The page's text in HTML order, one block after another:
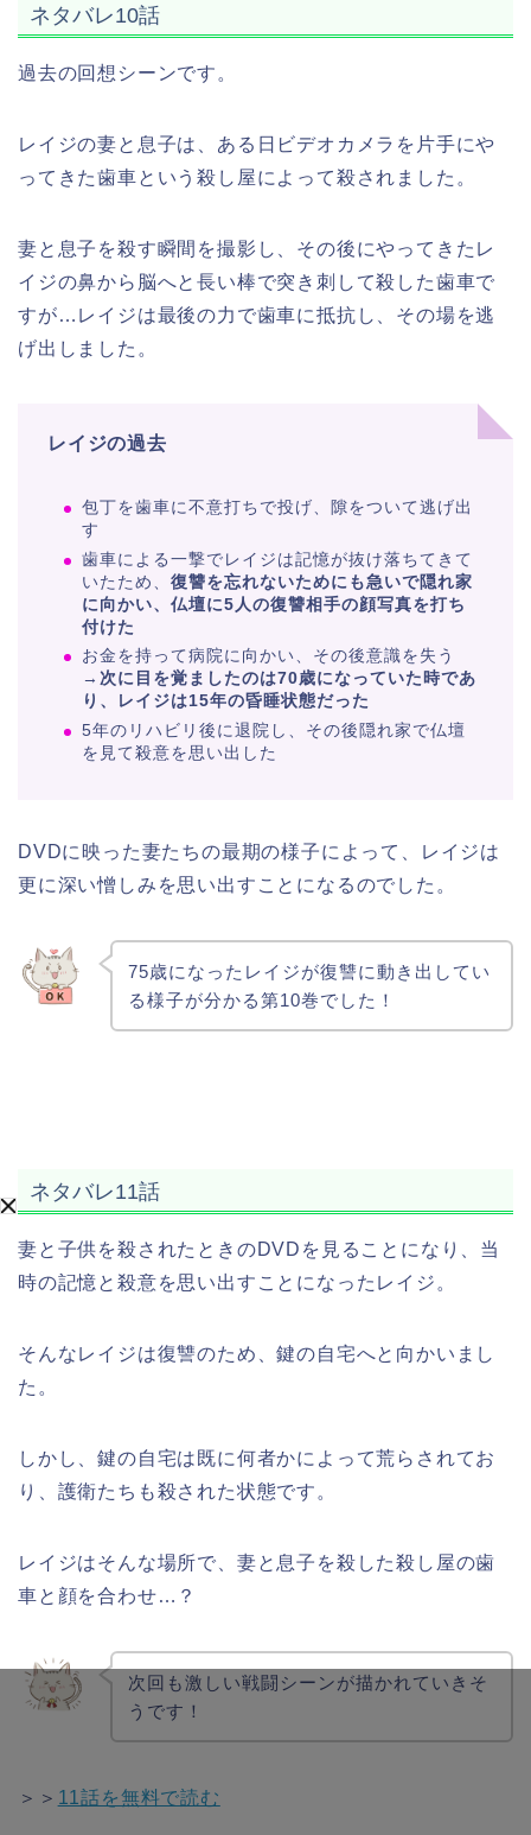
ネタバレ10話
過去の回想シーンです。
レイジの妻と息子は、ある日ビデオカメラを片手にや
ってきた歯車という殺し屋によって殺されました。
妻と息子を殺す瞬間を撮影し、その後にやってきたレ
イジの鼻から脳へと長い棒で突き刺して殺した歯車で
すが…レイジは最後の力で歯車に抵抗し、その場を逃
げ出しました。
レイジの過去
包丁を歯車に不意打ちで投げ、隙をついて逃げ出
す
歯車による一撃でレイジは記憶が抜け落ちてきて
いたため、 復讐を忘れないためにも急いで隠れ家
に向かい、仏壇に5人の復讐相手の顔写真を打ち
付けた
お金を持って病院に向かい、その後意識を失う
→ 次に目を覚ましたのは70歳になっていた時であ
り、レイジは15年の昏睡状態だった
5年のリハビリ後に退院し、その後隠れ家で仏壇
を見て殺意を思い出した
DVDに映った妻たちの最期の様子によって、レイジは
更に深い憎しみを思い出すことになるのでした。
75歳になったレイジが復讐に動き出してい
る様子が分かる第10巻でした！
ネタバレ11話
妻と子供を殺されたときのDVDを見ることになり、当
時の記憶と殺意を思い出すことになったレイジ。
そんなレイジは復讐のため、鍵の自宅へと向かいまし
た。
しかし、鍵の自宅は既に何者かによって荒らされてお
り、護衛たちも殺された状態です。
レイジはそんな場所で、妻と息子を殺した殺し屋の歯
車と顔を合わせ…？
次回も激しい戦闘シーンが描かれていきそ
うです！
＞＞ 11話を無料で読む